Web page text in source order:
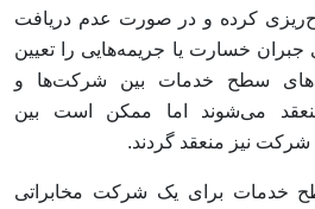
کرده و در صورت عدم دریافت
خسارت یا جریمه‌هایی را تعیین
سطح خدمات بین شرکت‌ها و
می‌شوند اما ممکن است بین
نیز منعقد گردند.
خدمات برای یک شرکت مخابراتی